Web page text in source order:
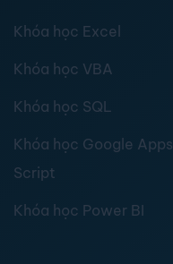
Khóa học Excel
Khóa học VBA
Khóa học SQL
Khóa học Google Apps
Script
Khóa học Power BI